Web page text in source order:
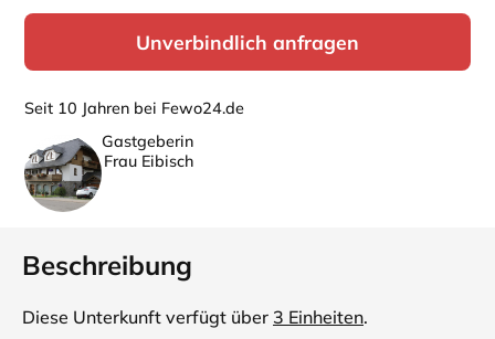
Unverbindlich anfragen
Seit 10 Jahren bei Fewo24.de
Gastgeberin
Frau Eibisch
Beschreibung
Diese Unterkunft verfügt über 3 Einheiten.